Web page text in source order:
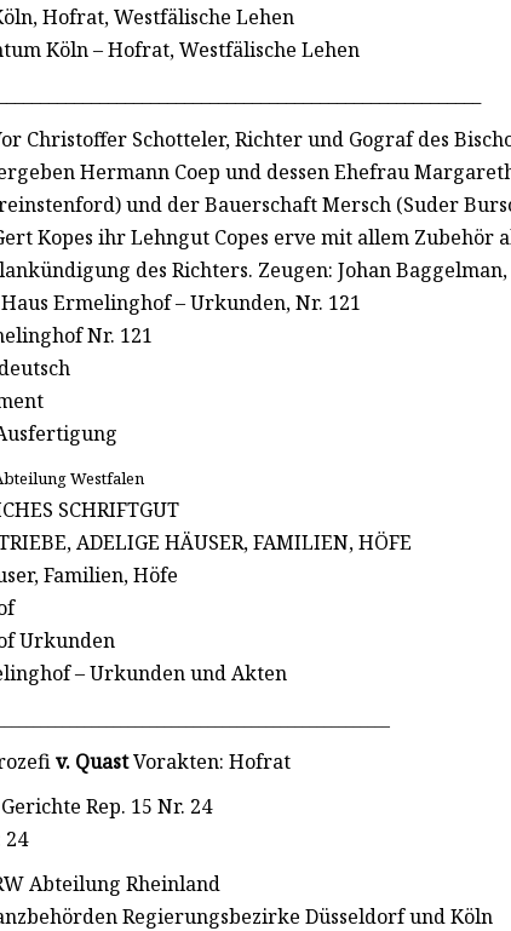
Hofrat, Westfälische Lehen
Köln – Hofrat, Westfälische Lehen
Christoffer Schotteler, Richter und Gograf des
Hermann Coep und dessen Ehefrau
und der Bauerschaft Mersch (Suder
Kopes ihr Lehngut Copes erve mit allem Zubehör
des Richters. Zeugen: Johan
Ermelinghof – Urkunden, Nr. 121
Nr. 121
Westfalen
SCHRIFTGUT
ADELIGE HÄUSER, FAMILIEN, HÖFE
Familien, Höfe
Urkunden
– Urkunden und Akten
v. QuastVorakten: Hofrat
Rep. 15 Nr. 24
Abteilung Rheinland
Regierungsbezirke Düsseldorf und Köln